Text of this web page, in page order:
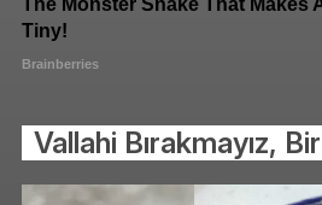
Vallahi Bırakmayız,